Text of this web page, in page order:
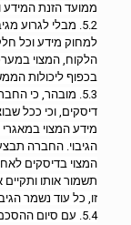
ממועד הזנת המידע
5.2. מבלי לגרוע
למחוק מידע וכל
הלקוח, המצוי
בכפוף ליכולות
5.3. מובהר, כי
דיסקים, וכי ככל
הגיבוי. החברה
תשמור אותו ותקיים
זו, כל עוד נשמר